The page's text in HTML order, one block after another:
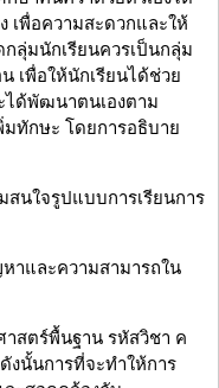
เพื่อความสะดวกและให้
ลุ่มนักเรียนควรเป็นกลุ่ม
เพื่อให้นักเรียนได้ช่วย
ได้พัฒนาตนเองตาม
มทักษะ โดยการอธิบาย
สนใจรูปแบบการเรียนการ
าและความสามารถใน
าสตร์พื้นฐาน รหัสวิชา ค
งนั้นการที่จะทำให้การ